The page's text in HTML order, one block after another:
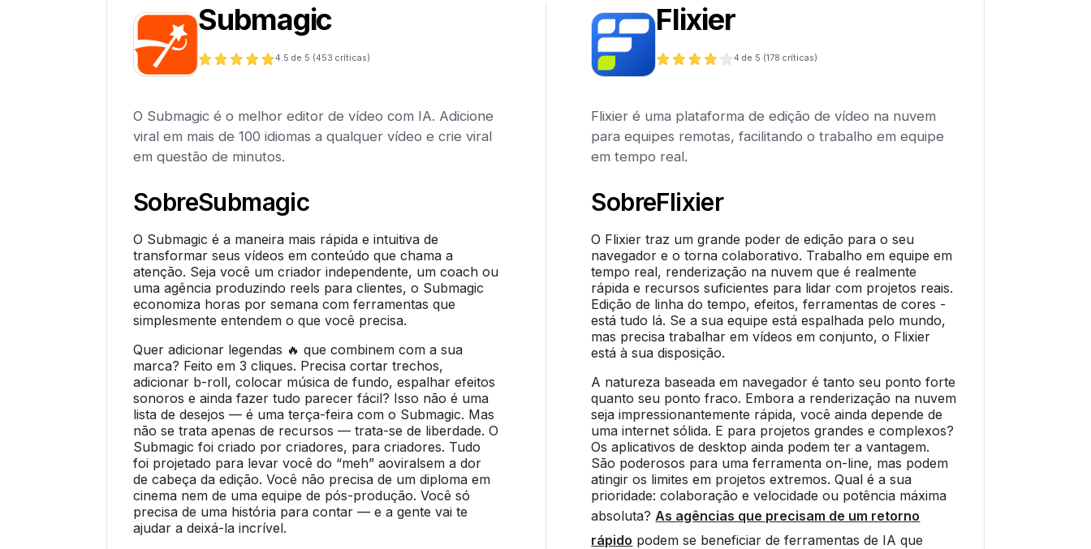
Submagic
4.5 de 5 (453 críticas)
O Submagic é o melhor editor de vídeo com IA. Adicione
viral em mais de 100 idiomas a qualquer vídeo e crie viral
em questão de minutos.
SobreSubmagic
O Submagic é a maneira mais rápida e intuitiva de
transformar seus vídeos em conteúdo que chama a
atenção. Seja você um criador independente, um coach ou
uma agência produzindo reels para clientes, o Submagic
economiza horas por semana com ferramentas que
simplesmente entendem o que você precisa.
Quer adicionar legendas 🔥 que combinem com a sua
marca? Feito em 3 cliques. Precisa cortar trechos,
adicionar b-roll, colocar música de fundo, espalhar efeitos
sonoros e ainda fazer tudo parecer fácil? Isso não é uma
lista de desejos — é uma terça-feira com o Submagic. Mas
não se trata apenas de recursos — trata-se de liberdade. O
Submagic foi criado por criadores, para criadores. Tudo
foi projetado para levar você do “meh” aoviralsem a dor
de cabeça da edição. Você não precisa de um diploma em
cinema nem de uma equipe de pós-produção. Você só
precisa de uma história para contar — e a gente vai te
ajudar a deixá-la incrível.
Flixier
4 de 5 (178 críticas)
Flixier é uma plataforma de edição de vídeo na nuvem
para equipes remotas, facilitando o trabalho em equipe
em tempo real.
SobreFlixier
O Flixier traz um grande poder de edição para o seu
navegador e o torna colaborativo. Trabalho em equipe em
tempo real, renderização na nuvem que é realmente
rápida e recursos suficientes para lidar com projetos reais.
Edição de linha do tempo, efeitos, ferramentas de cores -
está tudo lá. Se a sua equipe está espalhada pelo mundo,
mas precisa trabalhar em vídeos em conjunto, o Flixier
está à sua disposição.
A natureza baseada em navegador é tanto seu ponto forte
quanto seu ponto fraco. Embora a renderização na nuvem
seja impressionantemente rápida, você ainda depende de
uma internet sólida. E para projetos grandes e complexos?
Os aplicativos de desktop ainda podem ter a vantagem.
São poderosos para uma ferramenta on-line, mas podem
atingir os limites em projetos extremos. Qual é a sua
prioridade: colaboração e velocidade ou potência máxima
absoluta? As agências que precisam de um retorno
rápido podem se beneficiar de ferramentas de IA que